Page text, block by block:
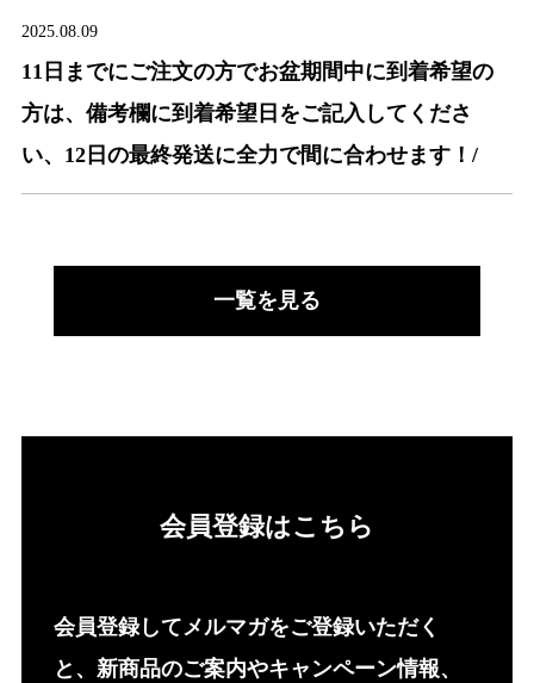
2025.08.09
11日までにご注文の方でお盆期間中に到着希望の
方は、備考欄に到着希望日をご記入してくださ
い、12日の最終発送に全力で間に合わせます！/
一覧を見る
会員登録はこちら
会員登録してメルマガをご登録いただく
と、新商品のご案内やキャンペーン情報、